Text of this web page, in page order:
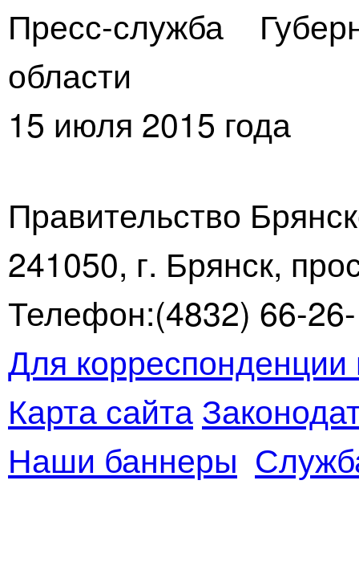
Пресс-служба
области
15 июля 2015 года
Правительство
241050, г. Брянск,
Телефон:(4832) 66-
Для
Карта сайта
Наши баннеры